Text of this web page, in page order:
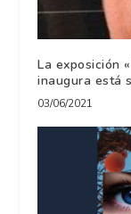
La exposición
inaugura está
03/06/2021